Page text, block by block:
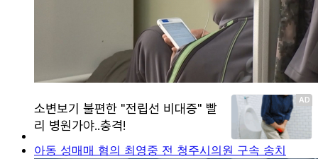
아동 성매매 혐의 최영중 전 청주시의원 구속 송치